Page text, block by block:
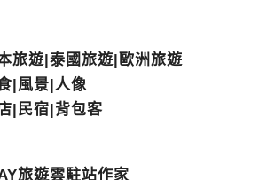
旅遊|泰國旅遊|歐洲旅遊
|風景|人像
|民宿|背包客
旅遊雲駐站作家